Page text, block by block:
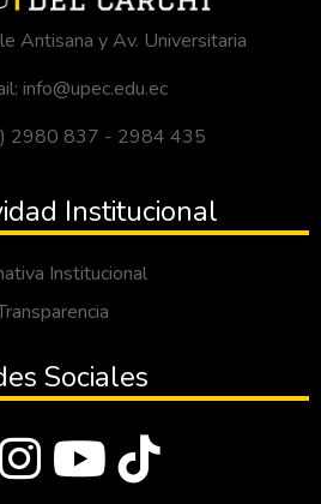
Antisana y Av. Universitaria
info@upec.edu.ec
2980 837 - 2984 435
Institucional
Institucional
Sociales